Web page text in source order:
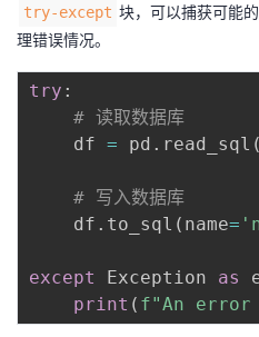
try-except 块，可以捕获可能
理错误情况。
try :
# 读取数据库
    df
= pd . read_sql (
# 写入数据库
    df
. to_sql ( name=
except Exception as
print ( f"An error